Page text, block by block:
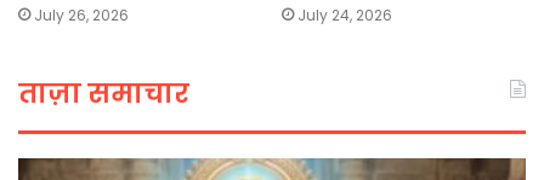
July 26, 2026 July 24, 2026
ताज़ा समाचार